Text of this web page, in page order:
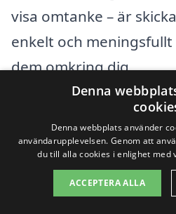
visa omtanke – är
enkelt och
dem omkring dig.
Så nästa gång du
omtänksam gest,
blombud i Mockfjärd.
underlätta din
Denna
Denna webbplats använder
användarupplevelsen. Genom att
du till alla cookies i enlighet med
ACCEPTERA ALLA